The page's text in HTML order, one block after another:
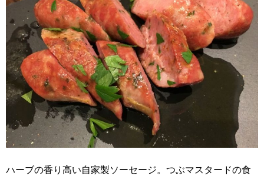
ハーブの香り高い自家製ソーセージ。つぶマスタードの食